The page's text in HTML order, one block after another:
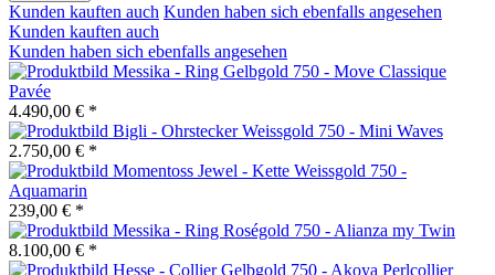
Kunden kauften auch Kunden haben sich ebenfalls angesehen
Kunden kauften auch
Kunden haben sich ebenfalls angesehen
Messika - Ring Gelbgold 750 - Move Classique
Pavée
4.490,00 € *
Bigli - Ohrstecker Weissgold 750 - Mini Waves
2.750,00 € *
Momentoss Jewel - Kette Weissgold 750 -
Aquamarin
239,00 € *
Messika - Ring Roségold 750 - Alianza my Twin
8.100,00 € *
Hesse - Collier Gelbgold 750 - Akoya Perlcollier